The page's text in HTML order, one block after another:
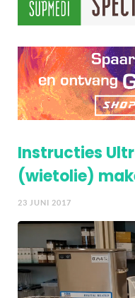
Instructies
(wietolie)
23 JUNI 2017